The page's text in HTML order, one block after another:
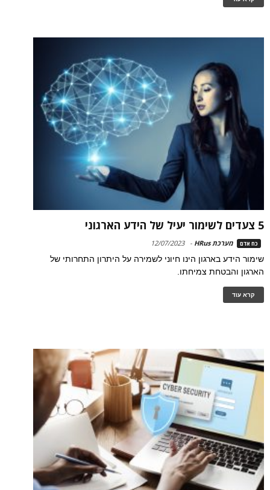
5 צעדים לשימור יעיל של הידע הארגוני
כח אדם מערכת HRus -
12/07/2023
שימור הידע בארגון הינו חיוני לשמירה על היתרון התחרותי של
הארגון והבטחת צמיחתו.
קרא עוד